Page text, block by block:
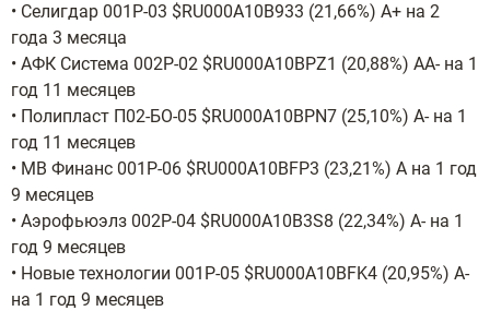
• Селигдар 001Р-03 $RU000A10B933 (21,66%) А+ на 2
года 3 месяца
• АФК Система 002P-02 $RU000A10BPZ1 (20,88%) АА- на 1
год 11 месяцев
• Полипласт П02-БО-05 $RU000A10BPN7 (25,10%) А- на 1
год 11 месяцев
• МВ Финанс 001P-06 $RU000A10BFP3 (23,21%) А на 1 год
9 месяцев
• Аэрофьюэлз 002Р-04 $RU000A10B3S8 (22,34%) А- на 1
год 9 месяцев
• Новые технологии 001Р-05 $RU000A10BFK4 (20,95%) А-
на 1 год 9 месяцев